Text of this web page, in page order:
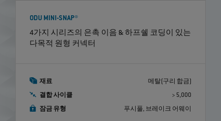
ODU MINI-SNAP®
4가지 시리즈의 은촉 이음 & 하프쉘 코딩이 있는
다목적 원형 커넥터
재료 메탈(구리 합금)
결합 사이클 > 5,000
잠금 유형 푸시풀, 브레이크 어웨이